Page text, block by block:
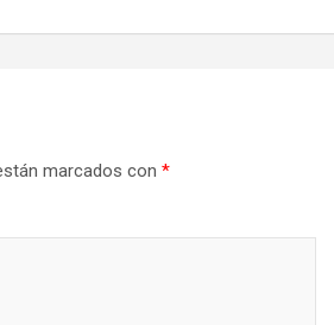
marcados con *